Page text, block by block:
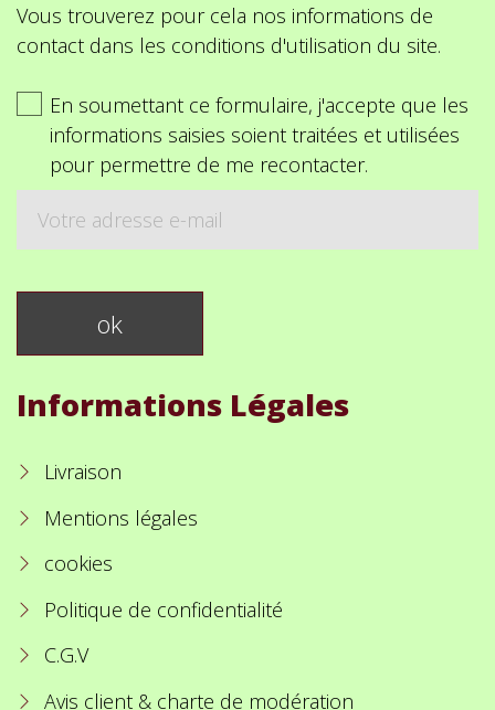
Vous trouverez pour cela nos informations de
contact dans les conditions d'utilisation du site.
En soumettant ce formulaire, j'accepte que les
informations saisies soient traitées et utilisées
pour permettre de me recontacter.
Informations Légales
Livraison
Mentions légales
cookies
Politique de confidentialité
C.G.V
Avis client & charte de modération